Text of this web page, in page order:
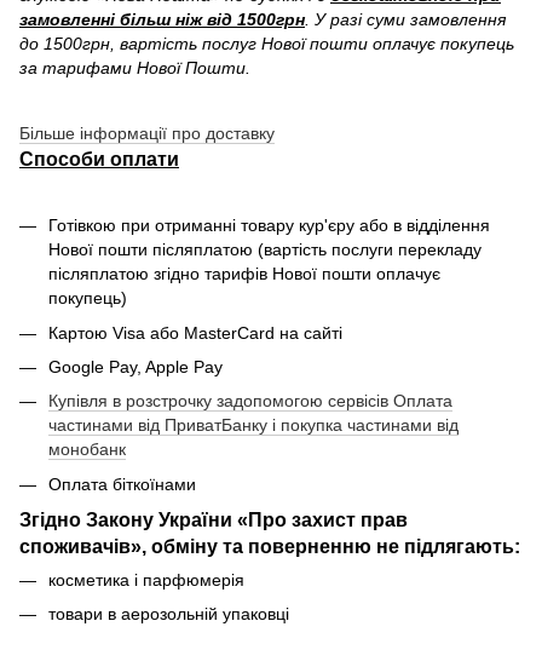
замовленні більш ніж від 1500грн . У разі суми замовлення
до 1500грн, вартість послуг Нової пошти оплачує покупець
за тарифами Нової Пошти.
Більше інформації про доставку
Способи оплати
Готівкою при отриманні товару кур'єру або в відділення
Нової пошти післяплатою (вартість послуги перекладу
післяплатою згідно тарифів Нової пошти оплачує
покупець)
Картою Visa або MasterCard на сайті
Google Pay, Apple Pay
Купівля в розстрочку задопомогою сервісів Оплата
частинами від ПриватБанку і покупка частинами від
монобанк
Оплата біткоїнами
Згідно Закону України «Про захист прав
споживачів», обміну та поверненню не підлягають:
косметика і парфюмерія
товари в аерозольній упаковці